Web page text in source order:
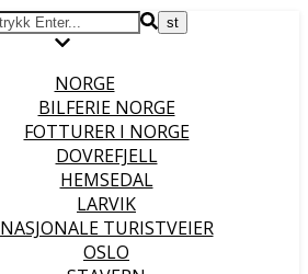
NORGE
BILFERIE NORGE
FOTTURER I NORGE
DOVREFJELL
HEMSEDAL
LARVIK
NASJONALE TURISTVEIER
OSLO